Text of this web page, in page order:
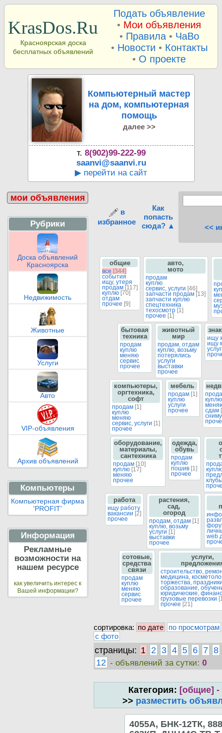
KrasDos.Ru
Красноярская доска
бесплатных объявлений
Подать объявление
• Мои объявления
• Правила• ЧаВо
• Новости • Контакты
• О проекте
Компьютерный мастер
на дом, компьютерная
помощь
далее >>
т. 8(902)99-222-99
saanvi@saanvi.ru
▶ перейти на сайт
мои объявления
Рубрики
Доска объявлений
Красноярска
Недвижимость
Животные
Услуги
Авто
VIP-объявления
Архив объявлений
Компьютеры
Компьютерная фирма
'PROFIT'
Информация
Рекламные
возможности на
нашем ресурсе
как увеличить интерес к
Вашей информации?
в
избранное
Как
попасть
сюда? ▲
<<
общие
все [344]
события
ищу, утеря
продам [117]
куплю [70]
отдам
прочее [9]
авто,
мото
продам
куплю
сервис, услуги [46]
запчасти продам [13]
запчасти куплю
спецтехника
техосмотр [1]
прочее [1]
бытовая
техника
продам
куплю
меняю
сервис
прочее
животный
мир
продам, отдам
куплю, возьму
потерялись
услуги
выставки
прочее
ищу
ищу
компьютеры,
оргтехника,
софт
продам [1]
куплю
меняю
сервис, услуги [1]
прочее
мебель
продам [1]
куплю
услуги
прочее
куплю
сдам
сниму
оборудование,
материалы,
сантехника
продам [10]
куплю [17]
меняю
прочее
одежда,
обувь
продам
куплю
пошив [1]
прочее
работа
ищу работу
вакансии [2]
прочее
растения,
сад,
огород
продам, отдам [1]
куплю, возьму
услуги [1]
выставки
прочее
web
сотовые,
средства
связи
продам
куплю
меняю
сервис
прочее
услуги,
строительство,
медицина,
торжества,
образование,
юридические,
грузовые перевозки
прочее [21]
сортировка: по дате
по просмотрам
с фото
страницы: 1 2 3 4 5 6 7 8
12 - объявлений за сутки:0
Категория: [общие] -
>> разместить
4055А, БНК-12ТК,